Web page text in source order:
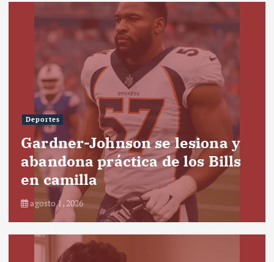
Deportes
Gardner-Johnson se lesiona y
abandona práctica de los Bills
en camilla
agosto 1, 2026